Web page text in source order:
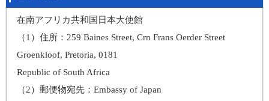
在南アフリカ共和国日本大使館
（1）住所：259 Baines Street, Crn Frans Oerder Street
Groenkloof, Pretoria, 0181
Republic of South Africa
（2）郵便物宛先：Embassy of Japan